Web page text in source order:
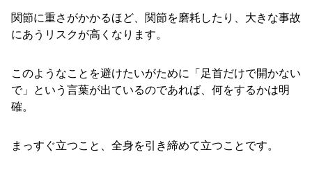
関節に重さがかかるほど、関節を磨耗したり、大きな事故
にあうリスクが高くなります。
このようなことを避けたいがために「足首だけで開かない
で」という言葉が出ているのであれば、何をするかは明
確。
まっすぐ立つこと、全身を引き締めて立つことです。